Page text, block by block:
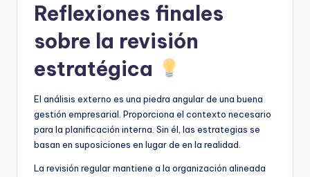
Reflexiones finales
sobre la revisión
estratégica
El análisis externo es una piedra angular de una buena
gestión empresarial. Proporciona el contexto necesario
para la planificación interna. Sin él, las estrategias se
basan en suposiciones en lugar de en la realidad.
La revisión regular mantiene a la organización alineada